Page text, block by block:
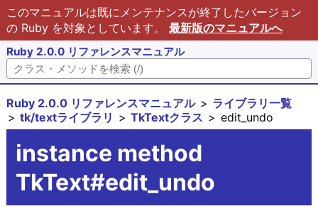
このマニュアルは既にメンテナンスが終了したバージョン
の Ruby を対象としています。 最新版のマニュアルへ
Ruby 2.0.0 リファレンスマニュアル
Ruby 2.0.0 リファレンスマニュアル
ライブラリ一覧
tk/textライブラリ
TkTextクラス edit_undo
instance method
TkText#edit_undo